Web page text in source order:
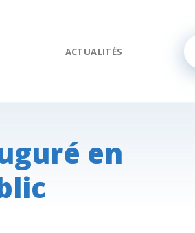
ACTUALITÉS
en